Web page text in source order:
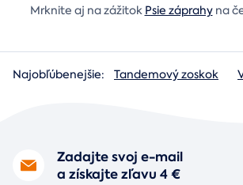
Mrknite aj na zážitok Psie záprahyna
Najobľúbenejšie: Tandemový zoskok
Zadajte svoj e-mail
a získajte zľavu 4 €